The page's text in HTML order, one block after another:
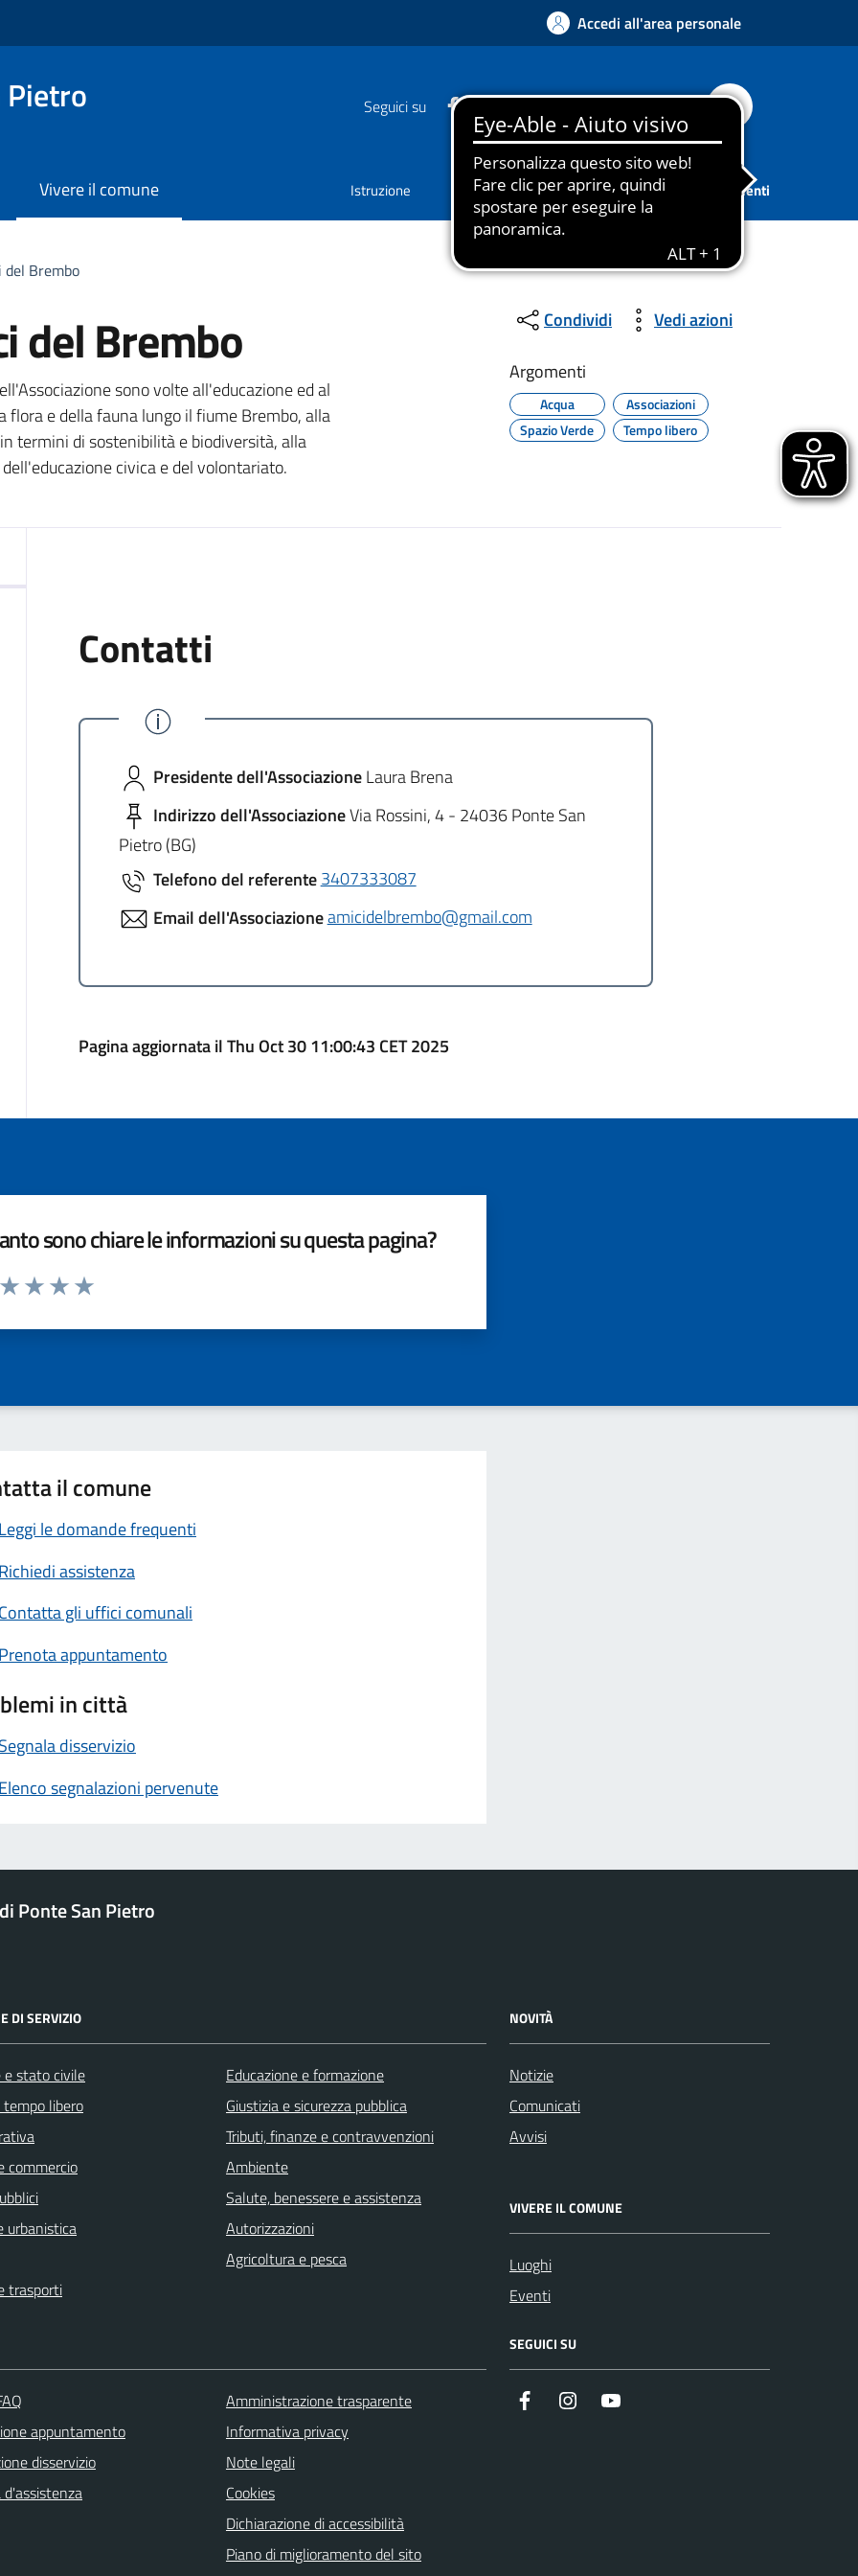
Accedi all'area personale
Pietro Seguici su FacebookInstagramYouTubeWhatsapp
Vivere il comune Istruzione Sport Associazioni Tutti gli argomenti
del Brembo
del Brembo
sono volte all'educazione ed al
flora e della fauna lungo il fiume Brembo, alla
termini di sostenibilità e biodiversità, alla
civica e del volontariato.
Condividi
Vedi azioni
Argomenti
Acqua
Associazioni
Spazio Verde
Tempo libero
Contatti
Presidente dell'AssociazioneLaura Brena
Indirizzo dell'AssociazioneVia Rossini, 4 - 24036 Ponte San
Pietro (BG)
Telefono del referente3407333087
Email dell'Associazioneamicidelbrembo@gmail.com
Pagina aggiornata il Thu Oct 30 11:00:43 CET 2025
sono chiare le informazioni su questa pagina?
da 1 a 5 stelle la pagina
il comune
Leggi le domande frequenti
Richiedi assistenza
Contatta gli uffici comunali
Prenota appuntamento
in città
Segnala disservizio
Elenco segnalazioni pervenute
Ponte San Pietro
DI SERVIZIO
e stato civile
libero
commercio
urbanistica
trasporti
Educazione e formazione
Giustizia e sicurezza pubblica
Tributi, finanze e contravvenzioni
Ambiente
Salute, benessere e assistenza
Autorizzazioni
Agricoltura e pesca
NOVITÀ
Notizie
Comunicati
Avvisi
VIVERE IL COMUNE
Luoghi
Eventi
appuntamento
disservizio
d'assistenza
Amministrazione trasparente
Informativa privacy
Note legali
Cookies
Dichiarazione di accessibilità
Piano di miglioramento del sito
SEGUICI SU
Facebook Instagram